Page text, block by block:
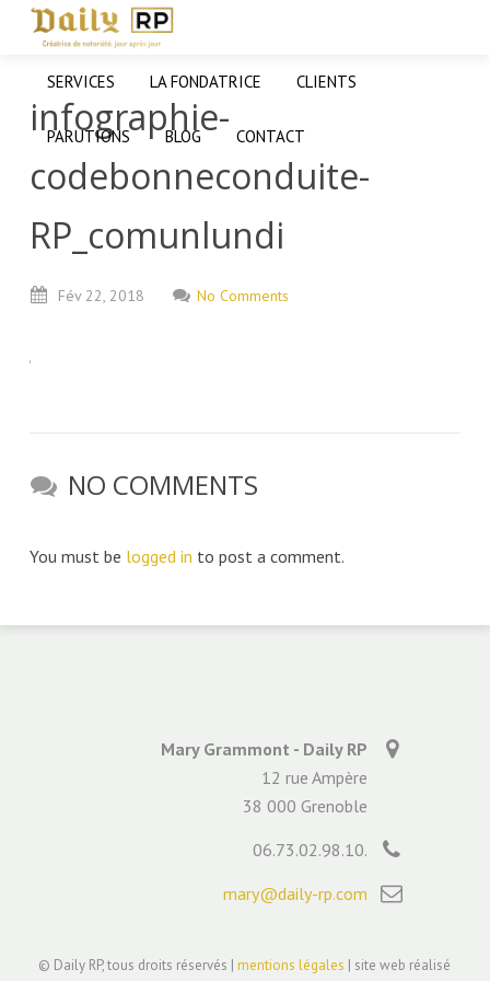
SERVICES LA FONDATRICE CLIENTS
PARUTIONS BLOG CONTACT
infographie-
codebonneconduite-
RP_comunlundi
Fév 22, 2018 No Comments
NO COMMENTS
You must be logged in to post a comment.
Mary Grammont - Daily RP
12 rue Ampère
38 000 Grenoble
06.73.02.98.10.
mary@daily-rp.com
© Daily RP, tous droits réservés |mentions légales | site web réalisé